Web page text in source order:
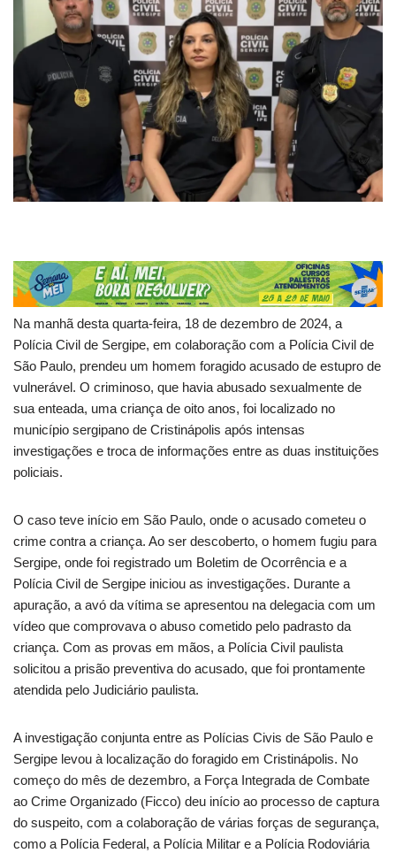
Na manhã desta quarta-feira, 18 de dezembro de 2024, a
Polícia Civil de Sergipe, em colaboração com a Polícia Civil de
São Paulo, prendeu um homem foragido acusado de estupro de
vulnerável. O criminoso, que havia abusado sexualmente de
sua enteada, uma criança de oito anos, foi localizado no
município sergipano de Cristinápolis após intensas
investigações e troca de informações entre as duas instituições
policiais.
O caso teve início em São Paulo, onde o acusado cometeu o
crime contra a criança. Ao ser descoberto, o homem fugiu para
Sergipe, onde foi registrado um Boletim de Ocorrência e a
Polícia Civil de Sergipe iniciou as investigações. Durante a
apuração, a avó da vítima se apresentou na delegacia com um
vídeo que comprovava o abuso cometido pelo padrasto da
criança. Com as provas em mãos, a Polícia Civil paulista
solicitou a prisão preventiva do acusado, que foi prontamente
atendida pelo Judiciário paulista.
A investigação conjunta entre as Polícias Civis de São Paulo e
Sergipe levou à localização do foragido em Cristinápolis. No
começo do mês de dezembro, a Força Integrada de Combate
ao Crime Organizado (Ficco) deu início ao processo de captura
do suspeito, com a colaboração de várias forças de segurança,
como a Polícia Federal, a Polícia Militar e a Polícia Rodoviária